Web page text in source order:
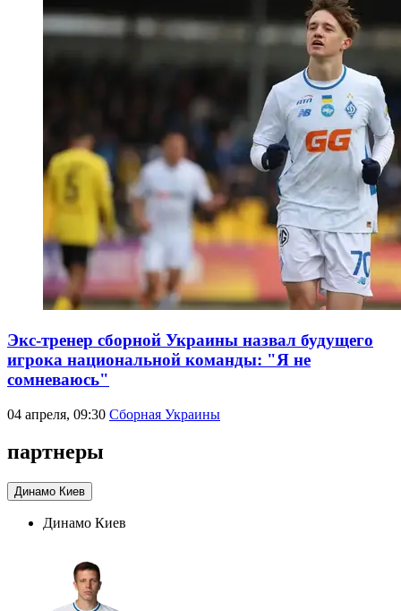
Экс-тренер сборной Украины назвал будущего
игрока национальной команды: "Я не
сомневаюсь"
04 апреля, 09:30 Сборная Украины
партнеры
Динамо Киев
Динамо Киев